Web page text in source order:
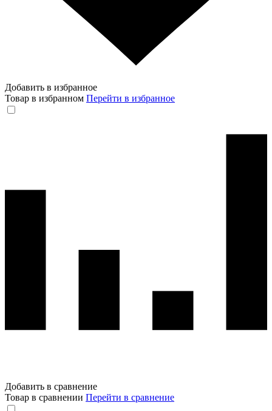
Добавить в избранное
Товар в избранном Перейти в избранное
Добавить в сравнение
Товар в сравнении Перейти в сравнение